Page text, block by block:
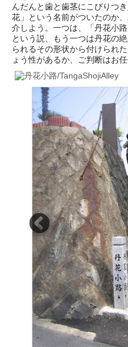
んだんと歯と歯茎にこびりつ
花」という名前がついたのか
介しよう。一つは、「丹花小
という説、もう一つは丹花の
られるその形状から付けられ
ょう性があるか、ご判断はお